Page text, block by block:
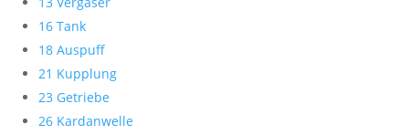
16 Tank
18 Auspuff
21 Kupplung
23 Getriebe
26 Kardanwelle